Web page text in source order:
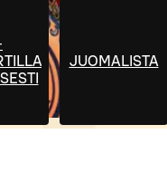
JUOMALISTA